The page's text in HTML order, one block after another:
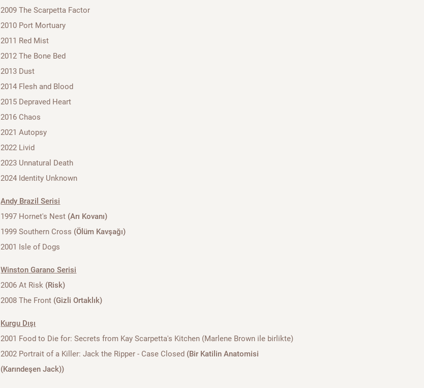
2009 The Scarpetta Factor
2010 Port Mortuary
2011 Red Mist
2012 The Bone Bed
2013 Dust
2014 Flesh and Blood
2015 Depraved Heart
2016 Chaos
2021 Autopsy
2022 Livid
2023 Unnatural Death
2024 Identity Unknown
Andy Brazil Serisi
1997 Hornet's Nest (Arı Kovanı)
1999 Southern Cross (Ölüm Kavşağı)
2001 Isle of Dogs
Winston Garano Serisi
2006 At Risk (Risk)
2008 The Front (Gizli Ortaklık)
Kurgu Dışı
2001 Food to Die for: Secrets from Kay Scarpetta's Kitchen (Marlene Brown ile birlikte)
2002 Portrait of a Killer: Jack the Ripper - Case Closed (Bir Katilin Anatomisi
(Karındeşen Jack))